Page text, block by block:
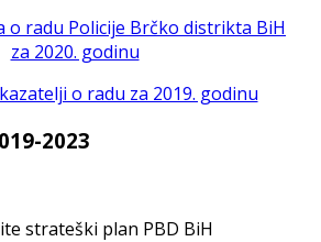
o radu Policije Brčko distrikta BiH
za 2020. godinu
o radu za 2019. godinu
2023
strateški plan PBD BiH